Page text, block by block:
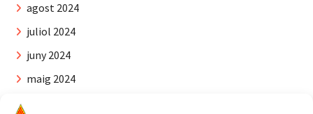
agost 2024
juliol 2024
juny 2024
maig 2024